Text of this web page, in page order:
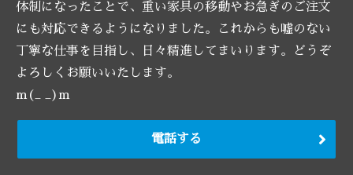
体制になったことで、重い家具の移動やお急ぎのご注文
にも対応できるようになりました。これからも嘘のない
丁寧な仕事を目指し、日々精進してまいります。どうぞ
よろしくお願いいたします。
m(_ _)m
電話する